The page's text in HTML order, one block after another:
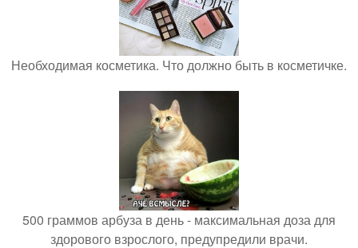
Необходимая косметика. Что должно быть в косметичке.
500 граммов арбуза в день - максимальная доза для
здорового взрослого, предупредили врачи.